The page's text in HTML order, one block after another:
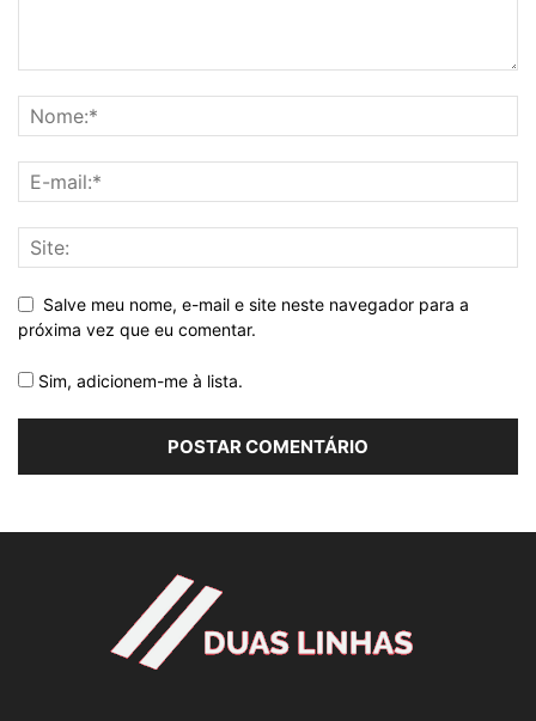
Salve meu nome, e-mail e site neste navegador para a
próxima vez que eu comentar.
Sim, adicionem-me à lista.